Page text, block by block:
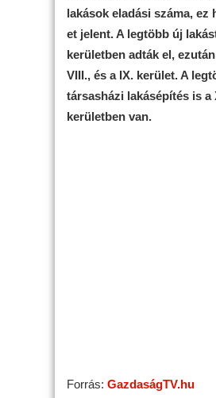
lakások eladási száma, ez
et jelent. A legtöbb új
kerületben adták el,
VIII., és a IX. kerület. A
társasházi lakásépítés is a
kerületben van.
Forrás: GazdaságTV.hu